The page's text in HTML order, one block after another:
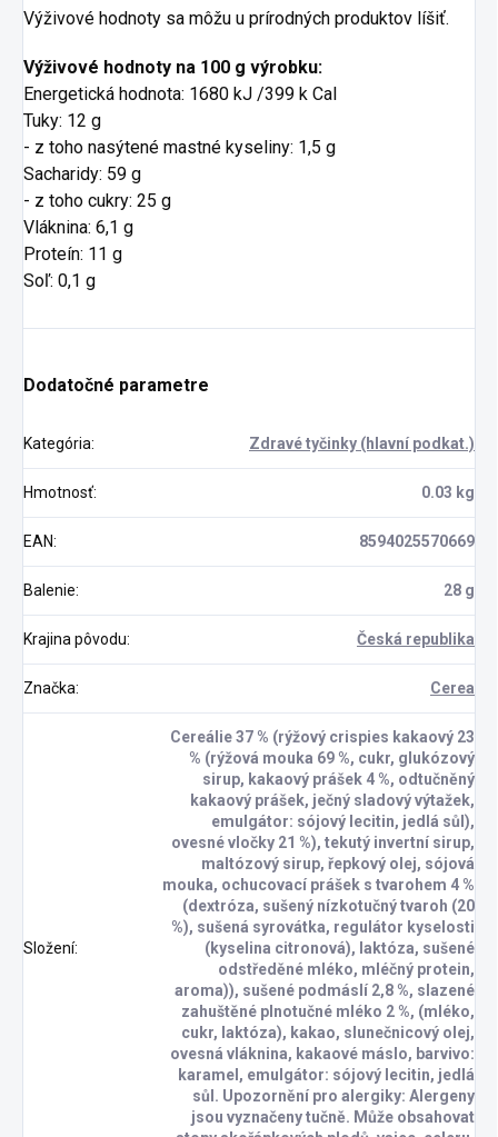
Výživové hodnoty sa môžu u prírodných produktov líšiť.
Výživové hodnoty na 100 g výrobku:
Energetická hodnota: 1680 kJ /399 k Cal
Tuky: 12 g
- z toho nasýtené mastné kyseliny: 1,5 g
Sacharidy: 59 g
- z toho cukry: 25 g
Vláknina: 6,1 g
Proteín: 11 g
Soľ: 0,1 g
Dodatočné parametre
Kategória: Zdravé tyčinky (hlavní podkat.)
Hmotnosť: 0.03 kg
EAN: 8594025570669
Balenie: 28 g
Krajina pôvodu: Česká republika
Značka: Cerea
Složení:
Cereálie 37 % (rýžový crispies kakaový 23
% (rýžová mouka 69 %, cukr, glukózový
sirup, kakaový prášek 4 %, odtučněný
kakaový prášek, ječný sladový výtažek,
emulgátor: sójový lecitin, jedlá sůl),
ovesné vločky 21 %), tekutý invertní sirup,
maltózový sirup, řepkový olej, sójová
mouka, ochucovací prášek s tvarohem 4 %
(dextróza, sušený nízkotučný tvaroh (20
%), sušená syrovátka, regulátor kyselosti
(kyselina citronová), laktóza, sušené
odstředěné mléko, mléčný protein,
aroma)), sušené podmáslí 2,8 %, slazené
zahuštěné plnotučné mléko 2 %, (mléko,
cukr, laktóza), kakao, slunečnicový olej,
ovesná vláknina, kakaové máslo, barvivo:
karamel, emulgátor: sójový lecitin, jedlá
sůl. Upozornění pro alergiky: Alergeny
jsou vyznačeny tučně. Může obsahovat